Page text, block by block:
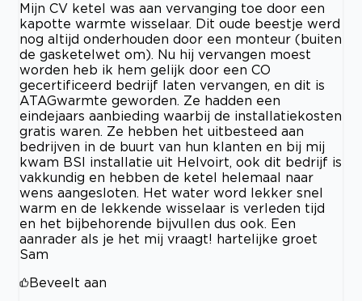
Mijn CV ketel was aan vervanging toe door een
kapotte warmte wisselaar. Dit oude beestje werd
nog altijd onderhouden door een monteur (buiten
de gasketelwet om). Nu hij vervangen moest
worden heb ik hem gelijk door een CO
gecertificeerd bedrijf laten vervangen, en dit is
ATAGwarmte geworden. Ze hadden een
eindejaars aanbieding waarbij de installatiekosten
gratis waren. Ze hebben het uitbesteed aan
bedrijven in de buurt van hun klanten en bij mij
kwam BSI installatie uit Helvoirt, ook dit bedrijf is
vakkundig en hebben de ketel helemaal naar
wens aangesloten. Het water word lekker snel
warm en de lekkende wisselaar is verleden tijd
en het bijbehorende bijvullen dus ook. Een
aanrader als je het mij vraagt! hartelijke groet
Sam
Beveelt aan